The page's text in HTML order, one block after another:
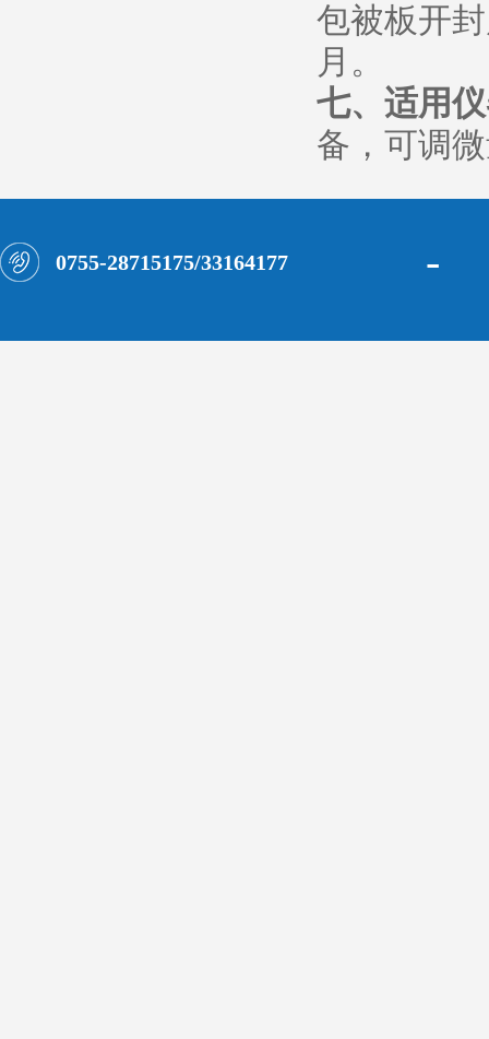
包被板开
月。
七、适用
备，可调
0755-28715175/33164177 -